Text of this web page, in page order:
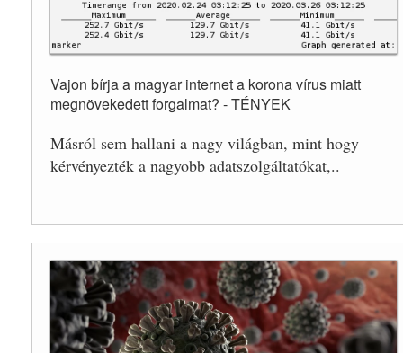
Vajon bírja a magyar internet a korona vírus miatt
megnövekedett forgalmat? - TÉNYEK
Másról sem hallani a nagy világban, mint hogy
kérvényezték a nagyobb adatszolgáltatókat,..